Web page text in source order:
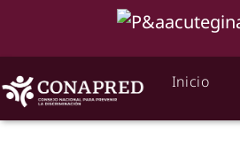
Inicio